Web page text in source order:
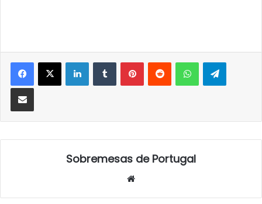
LinkedInTumblrPinterestReddit WhatsApp
Partilhar Via Email
Sobremesas de Portugal